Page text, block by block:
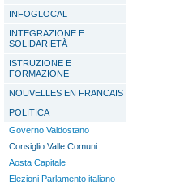
INFOGLOCAL
INTEGRAZIONE E
SOLIDARIETÀ
ISTRUZIONE E
FORMAZIONE
NOUVELLES EN FRANCAIS
POLITICA
Governo Valdostano
Consiglio Valle Comuni
Aosta Capitale
Elezioni Parlamento italiano